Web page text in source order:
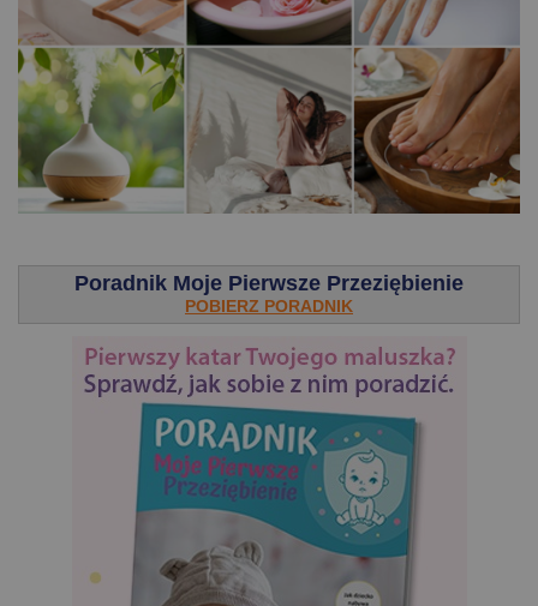
Poradnik Moje Pierwsze Przeziębienie
POBIERZ PORADNIK